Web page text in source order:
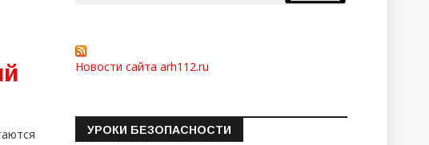
Новости сайта arh112.ru
УРОКИ БЕЗОПАСНОСТИ